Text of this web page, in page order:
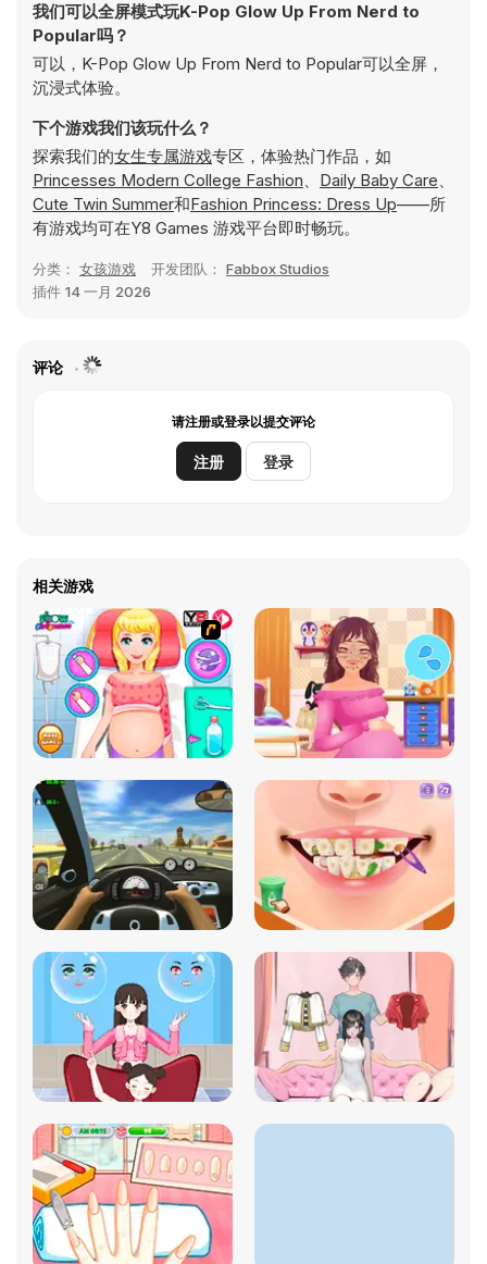
我们可以全屏模式玩K-Pop Glow Up From Nerd to
Popular吗？
可以，K-Pop Glow Up From Nerd to Popular可以全屏，
沉浸式体验。
下个游戏我们该玩什么？
探索我们的女生专属游戏专区，体验热门作品，如
Princesses Modern College Fashion、 Daily Baby Care、
Cute Twin Summer和Fashion Princess: Dress Up——所
有游戏均可在Y8 Games 游戏平台即时畅玩。
分类： 女孩游戏 开发团队： Fabbox Studios
插件 14 一月 2026
评论
请注册或登录以提交评论
注册 登录
相关游戏